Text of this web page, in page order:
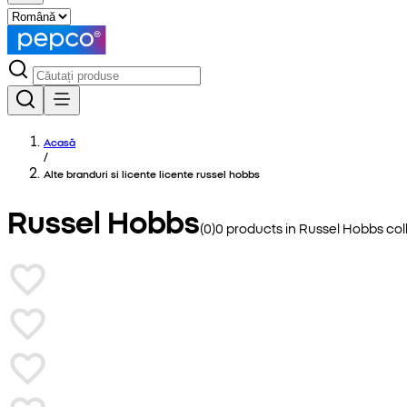
Acasă
/
Alte branduri si licente licente russel hobbs
Russel Hobbs(0)0 products in Russel Hobbs